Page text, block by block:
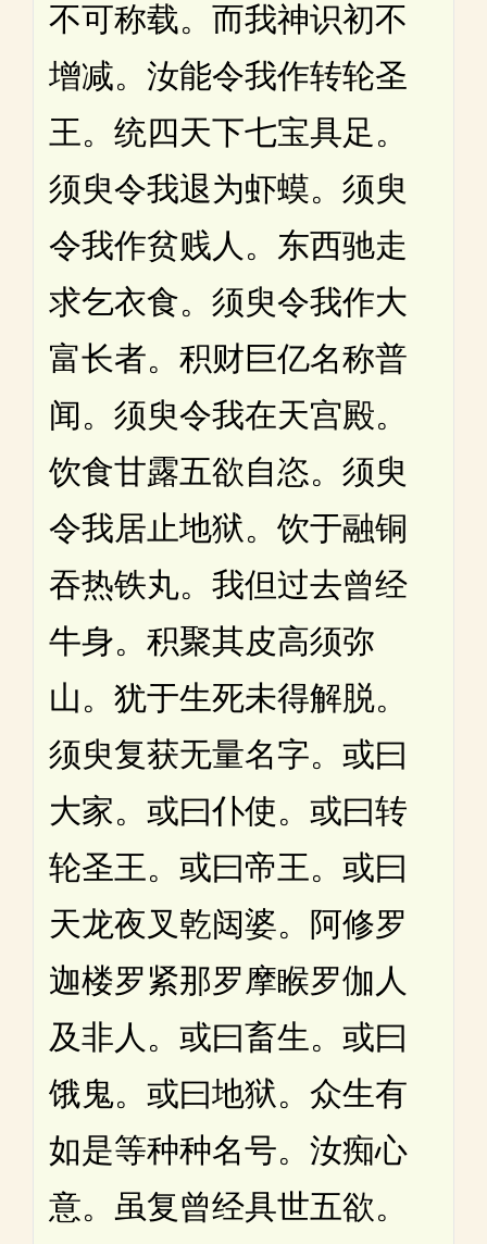
不可称载。而我神识初不
增减。汝能令我作转轮圣
王。统四天下七宝具足。
须臾令我退为虾蟆。须臾
令我作贫贱人。东西驰走
求乞衣食。须臾令我作大
富长者。积财巨亿名称普
闻。须臾令我在天宫殿。
饮食甘露五欲自恣。须臾
令我居止地狱。饮于融铜
吞热铁丸。我但过去曾经
牛身。积聚其皮高须弥
山。犹于生死未得解脱。
须臾复获无量名字。或曰
大家。或曰仆使。或曰转
轮圣王。或曰帝王。或曰
天龙夜叉乾闼婆。阿修罗
迦楼罗紧那罗摩睺罗伽人
及非人。或曰畜生。或曰
饿鬼。或曰地狱。众生有
如是等种种名号。汝痴心
意。虽复曾经具世五欲。